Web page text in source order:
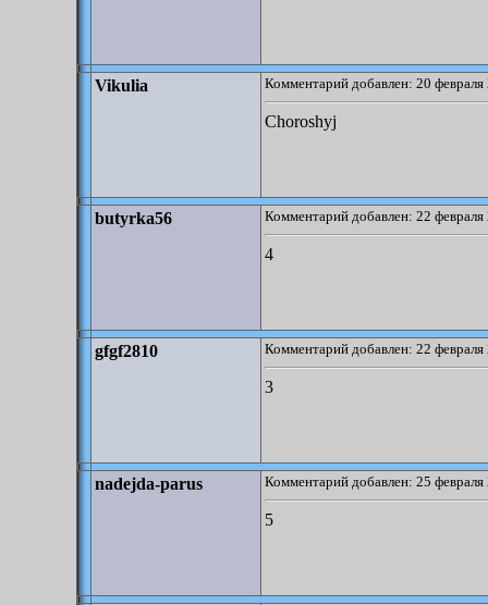
Vikulia Комментарий добавлен: 20
Choroshyj
butyrka56 Комментарий добавлен: 22
4
gfgf2810 Комментарий добавлен: 22
3
nadejda-parus Комментарий добавлен: 25
5